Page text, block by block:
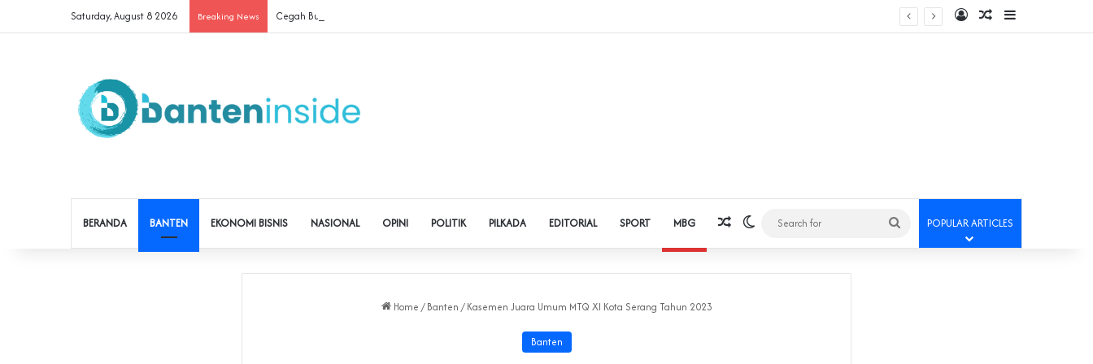
Saturday, August 8 2026 Breaking News Cegah Buruh Terjerat Judol dan Pinjol, Polda Banten Gandeng SPSI Perkuat Literasi Digital Log InRandom Article
Sidebar
BERANDA BANTEN EKONOMI BISNIS NASIONAL OPINI POLITIK PILKADA EDITORIAL SPORT MBG Random Article
Switch skin
Search
for
POPULAR ARTICLES
Home / Banten / Kasemen Juara Umum MTQ XI Kota Serang Tahun 2023
Banten